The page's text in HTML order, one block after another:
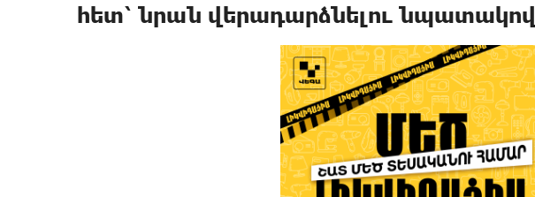
հետ՝ նրան վերադարձնելու նպատակով